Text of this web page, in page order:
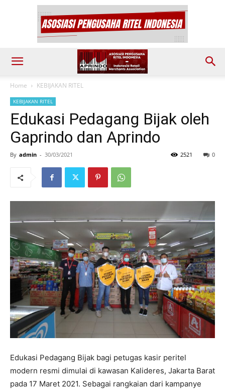
Home KEBIJAKAN RITEL
KEBIJAKAN RITEL
Edukasi Pedagang Bijak oleh
Gaprindo dan Aprindo
By admin - 30/03/2021 0
2521
Edukasi Pedagang Bijak bagi petugas kasir peritel
modern resmi dimulai di kawasan Kalideres, Jakarta Barat
pada 17 Maret 2021. Sebagai rangkaian dari kampanye